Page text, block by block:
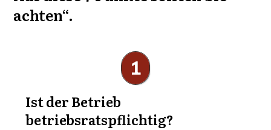
achten“.
1
Ist der Betrieb
betriebsratspflichtig?